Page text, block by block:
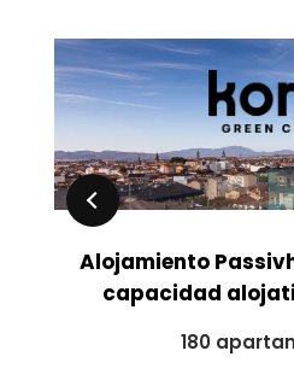
Alojamiento
capacidad
180